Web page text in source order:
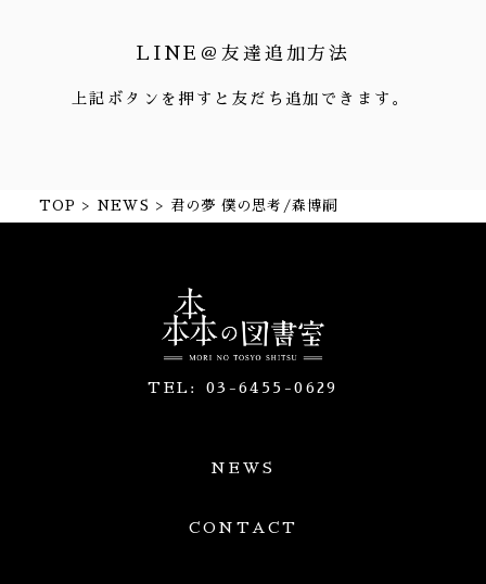
LINE＠友達追加方法
上記ボタンを押すと友だち追加できます。
TOP NEWS 君の夢 僕の思考/森博嗣
TEL: 03-6455-0629
NEWS
CONTACT